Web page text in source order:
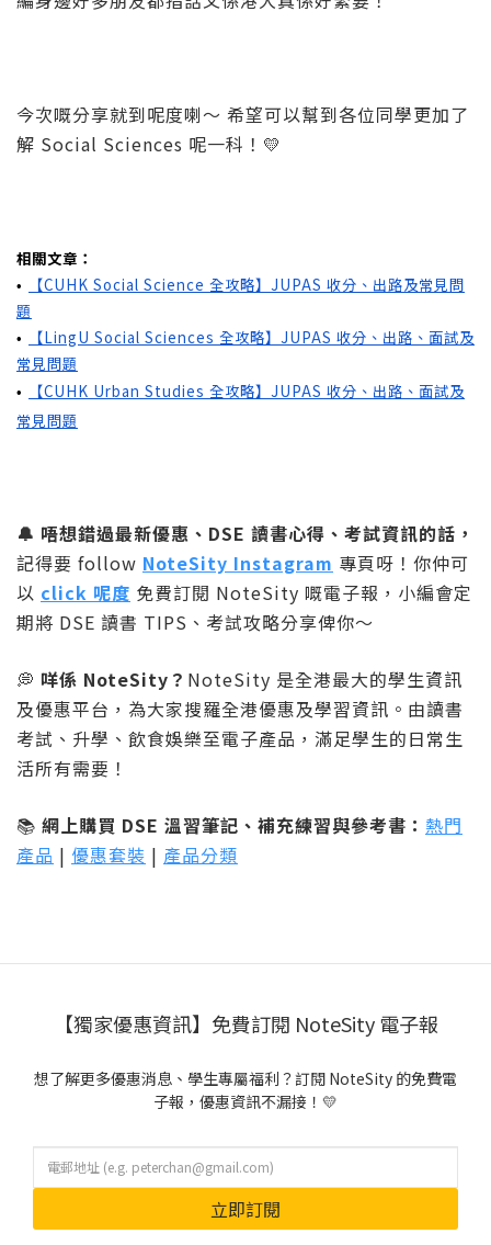
今次嘅分享就到呢度喇〜 希望可以幫到各位同學更加了
解 Social Sciences 呢一科！💛
相關文章：
•
【CUHK Social Science 全攻略】JUPAS 收分、出路及常見問
題
•
【LingU Social Sciences 全攻略】JUPAS 收分、出路、面試及
常見問題
•
【CUHK Urban Studies 全攻略】JUPAS 收分、出路、面試及
常見問題
🔔 唔想錯過最新優惠、DSE 讀書心得、考試資訊的話，
記得要 follow NoteSity Instagram 專頁呀！你仲可
以 click 呢度 免費訂閱 NoteSity 嘅電子報，小編會定
期將 DSE 讀書 TIPS、考試攻略分享俾你～
💭 咩係 NoteSity？ NoteSity 是全港最大的學生資訊
及優惠平台，為大家搜羅全港優惠及學習資訊。由讀書
考試、升學、飲食娛樂至電子產品，滿足學生的日常生
活所有需要！
📚 網上購買 DSE 溫習筆記、補充練習與參考書： 熱門
產品 | 優惠套裝 | 產品分類
【獨家優惠資訊】免費訂閱 NoteSity 電子報
想了解更多優惠消息、學生專屬福利？訂閱 NoteSity 的免費電
子報，優惠資訊不漏接！💛
立即訂閱